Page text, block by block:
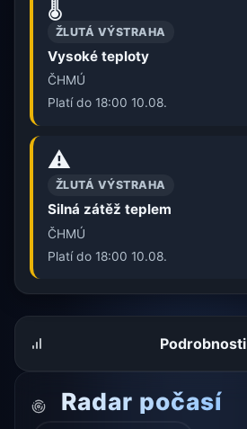
🌡️
ŽLUTÁ VÝSTRAHA
Vysoké teploty
ČHMÚ
Platí do 18:00 10.08.
⚠️
ŽLUTÁ VÝSTRAHA
Silná zátěž teplem
ČHMÚ
Platí do 18:00 10.08.
Podrobnosti
Radar počasí